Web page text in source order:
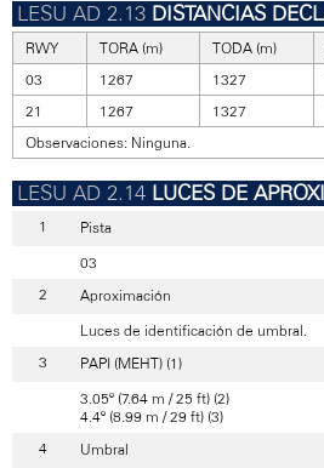
DISTANCIAS
RWY TORA (m) TODA (m)
03
1267 1327
21
1267 1327
Observaciones: Ninguna.
LUCES DE
Pista
03
Aproximación
Luces de identificación de umbral.
PAPI (MEHT) (1)
3.05º (7.64 m / 25 ft) (2)
4.4º (8.99 m / 29 ft) (3)
Umbral